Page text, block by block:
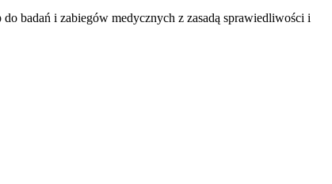
badań i zabiegów medycznych z zasadą sprawiedliwości i